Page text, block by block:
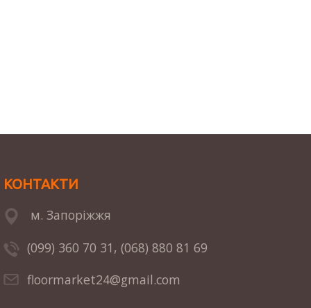
КОНТАКТИ
м. Запоріжжя
(099) 360 70 31, (068) 880 81 69
floormarket24@gmail.com